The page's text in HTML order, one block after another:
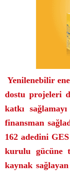
Yenilenebilir
dostu projeleri
katkı
finansman
162 adedini
kurulu gücüne
kaynak